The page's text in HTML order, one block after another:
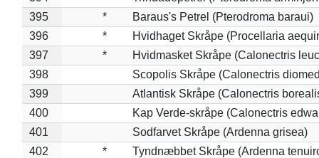
395
*
Baraus's Petrel (Pterodroma baraui)
396
*
Hvidhaget Skråpe (Procellaria
397
*
Hvidmasket Skråpe (Calonectris
398
Scopolis Skråpe (Calonectris
399
Atlantisk Skråpe (Calonectris
400
Kap Verde-skråpe (Calonectris
401
Sodfarvet Skråpe (Ardenna grisea)
402
*
Tyndnæbbet Skråpe (Ardenna